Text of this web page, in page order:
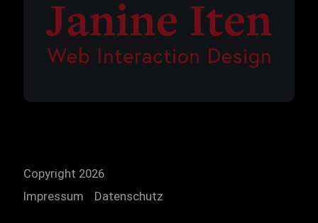
Copyright 2026
Impressum
Datenschutz